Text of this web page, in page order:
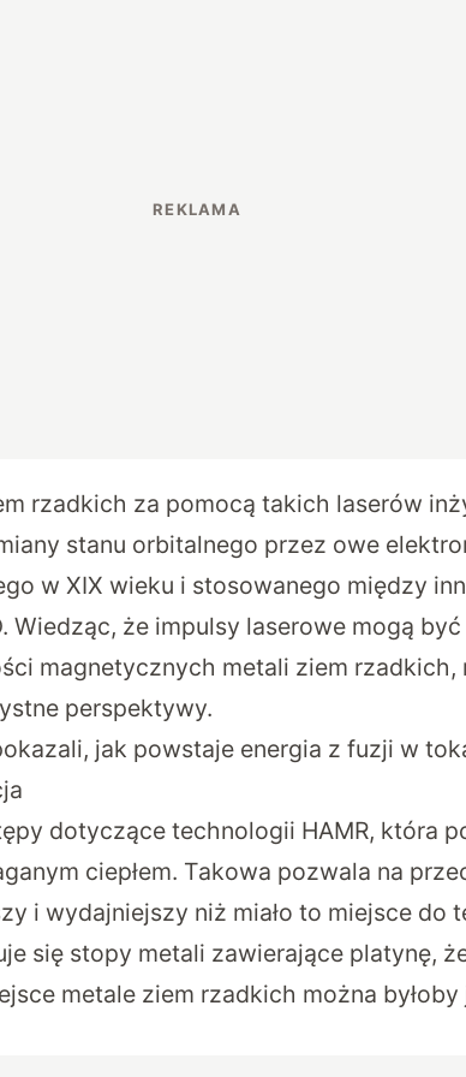
rzadkich za pomocą takich laserów
stanu orbitalnego przez owe
w XIX wieku i stosowanego między
Wiedząc, że impulsy laserowe mogą
magnetycznych metali ziem rzadkich,
perspektywy.
jak powstaje energia z fuzji w
dotyczące technologii HAMR, która
ciepłem. Takowa pozwala na
i wydajniejszy niż miało to miejsce do
się stopy metali zawierające platynę,
metale ziem rzadkich można